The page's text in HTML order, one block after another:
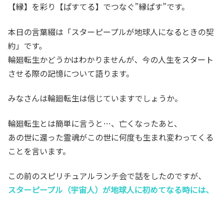
【縁】を彩り【ぱすてる】でつなぐ”縁ぱす”です。
本日の言葉綴は「スターピープルが地球人になるときの契
約」です。
輪廻転生かどうかはわかりませんが、今の人生をスタート
させる際の記憶について語ります。
みなさんは輪廻転生は信じていますでしょうか。
輪廻転生とは簡単に言うと…、亡くなったあと、
あの世に還った霊魂がこの世に何度も生まれ変わってくる
ことを言います。
この前のスピリチュアルランチ会で話をしたのですが、
スターピープル（宇宙人）が地球人に初めてなる時には、